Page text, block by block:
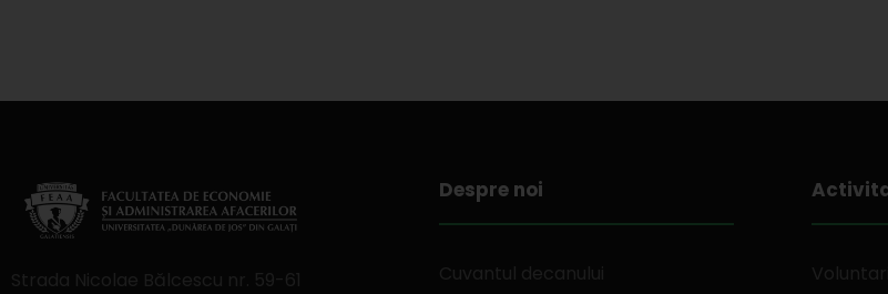
Despre noi